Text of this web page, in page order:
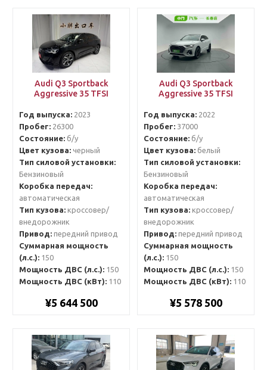
Audi Q3 Sportback
Aggressive 35 TFSI
Год выпуска:2023
Пробег:26300
Состояние:б/у
Цвет кузова:черный
Тип силовой установки:
Бензиновый
Коробка передач:
автоматическая
Тип кузова:кроссовер/
внедорожник
Привод:передний привод
Суммарная мощность
(л.с.):150
Мощность ДВС (л.с.):150
Мощность ДВС (кВт):110
¥5 644 500
Audi Q3 Sportback
Aggressive 35 TFSI
Год выпуска:2022
Пробег:37000
Состояние:б/у
Цвет кузова:белый
Тип силовой установки:
Бензиновый
Коробка передач:
автоматическая
Тип кузова:кроссовер/
внедорожник
Привод:передний привод
Суммарная мощность
(л.с.):150
Мощность ДВС (л.с.):150
Мощность ДВС (кВт):110
¥5 578 500